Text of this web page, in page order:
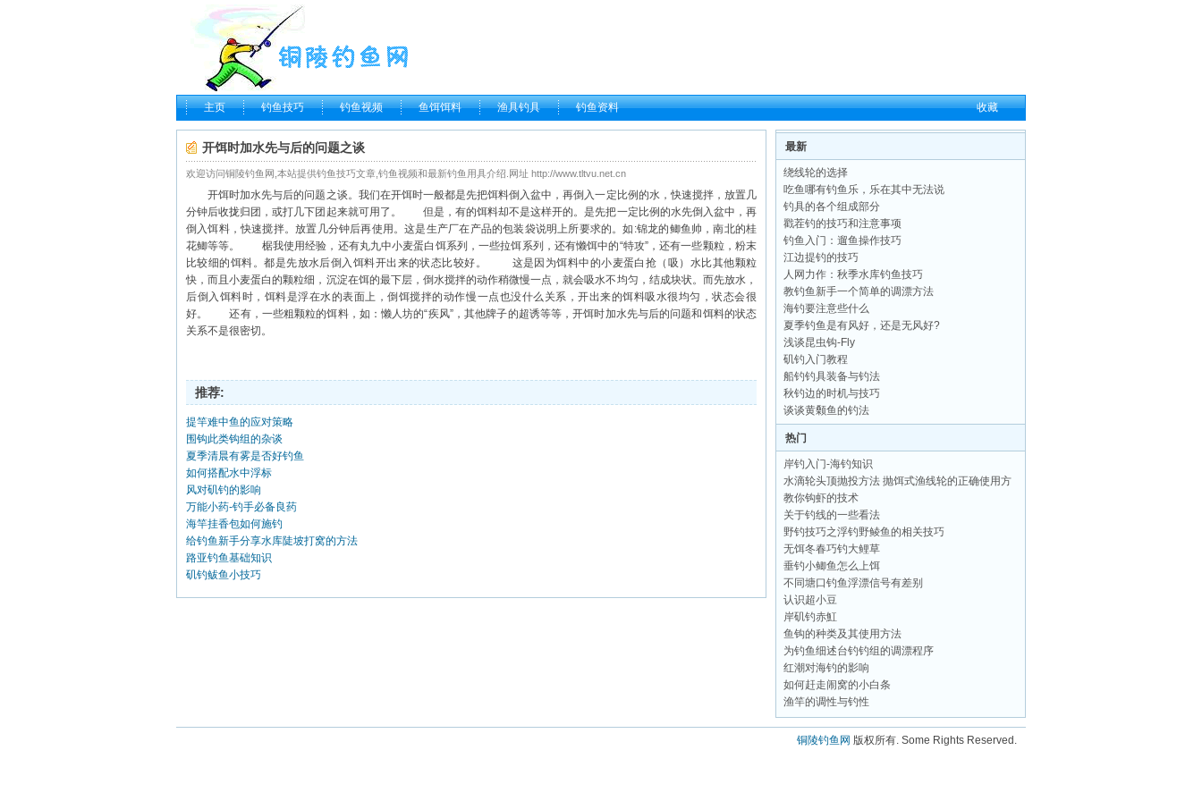
主页 钓鱼技巧 钓鱼视频 鱼饵饵料 渔具钓具 钓鱼资料 收藏
开饵时加水先与后的问题之谈
欢迎访问铜陵钓鱼网,本站提供钓鱼技巧文章,钓鱼视频和最新钓鱼用具介绍.网址 http://www.tltvu.net.cn
开饵时加水先与后的问题之谈。我们在开饵时一般都是先把饵料倒入盆中，再倒入一定比例的水，快速搅拌，放置几
分钟后收拢归团，或打几下团起来就可用了。 但是，有的饵料却不是这样开的。是先把一定比例的水先倒入盆中，再
倒入饵料，快速搅拌。放置几分钟后再使用。这是生产厂在产品的包装袋说明上所要求的。如:锦龙的鲫鱼帅，南北的桂
花鲫等等。 椐我使用经验，还有丸九中小麦蛋白饵系列，一些拉饵系列，还有懒饵中的“特攻”，还有一些颗粒，粉末
比较细的饵料。都是先放水后倒入饵料开出来的状态比较好。 这是因为饵料中的小麦蛋白抢（吸）水比其他颗粒
快，而且小麦蛋白的颗粒细，沉淀在饵的最下层，倒水搅拌的动作稍微慢一点，就会吸水不均匀，结成块状。而先放水，
后倒入饵料时，饵料是浮在水的表面上，倒饵搅拌的动作慢一点也没什么关系，开出来的饵料吸水很均匀，状态会很
好。 还有，一些粗颗粒的饵料，如：懒人坊的“疾风”，其他牌子的超诱等等，开饵时加水先与后的问题和饵料的状态
关系不是很密切。
推荐:
提竿难中鱼的应对策略
围钩此类钩组的杂谈
夏季清晨有雾是否好钓鱼
如何搭配水中浮标
风对矶钓的影响
万能小药-钓手必备良药
海竿挂香包如何施钓
给钓鱼新手分享水库陡坡打窝的方法
路亚钓鱼基础知识
矶钓鲅鱼小技巧
最新
绕线轮的选择
吃鱼哪有钓鱼乐，乐在其中无法说
钓具的各个组成部分
戳茬钓的技巧和注意事项
钓鱼入门：遛鱼操作技巧
江边提钓的技巧
人网力作：秋季水库钓鱼技巧
教钓鱼新手一个简单的调漂方法
海钓要注意些什么
夏季钓鱼是有风好，还是无风好?
浅谈昆虫钩-Fly
矶钓入门教程
船钓钓具装备与钓法
秋钓边的时机与技巧
谈谈黄颡鱼的钓法
热门
岸钓入门-海钓知识
水滴轮头顶抛投方法 抛饵式渔线轮的正确使用方
教你钩虾的技术
关于钓线的一些看法
野钓技巧之浮钓野鲮鱼的相关技巧
无饵冬春巧钓大鲤草
垂钓小鲫鱼怎么上饵
不同塘口钓鱼浮漂信号有差别
认识超小豆
岸矶钓赤魟
鱼钩的种类及其使用方法
为钓鱼细述台钓钓组的调漂程序
红潮对海钓的影响
如何赶走闹窝的小白条
渔竿的调性与钓性
铜陵钓鱼网 版权所有. Some Rights Reserved.